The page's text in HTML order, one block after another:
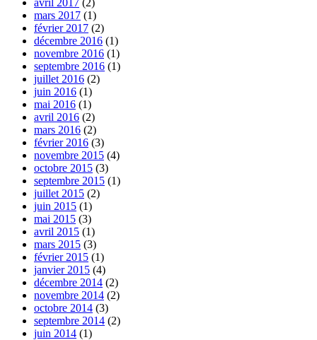
avril 2017 (2)
mars 2017 (1)
février 2017 (2)
décembre 2016 (1)
novembre 2016 (1)
septembre 2016 (1)
juillet 2016 (2)
juin 2016 (1)
mai 2016 (1)
avril 2016 (2)
mars 2016 (2)
février 2016 (3)
novembre 2015 (4)
octobre 2015 (3)
septembre 2015 (1)
juillet 2015 (2)
juin 2015 (1)
mai 2015 (3)
avril 2015 (1)
mars 2015 (3)
février 2015 (1)
janvier 2015 (4)
décembre 2014 (2)
novembre 2014 (2)
octobre 2014 (3)
septembre 2014 (2)
juin 2014 (1)